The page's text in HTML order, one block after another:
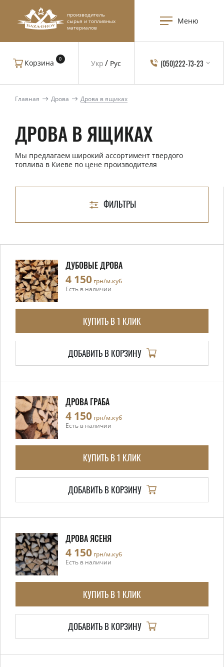
производитель
сырья и топливных
материалов
Меню
Укр Рус
Корзина 0 (050)222-73-23
Главная Дрова Дрова в ящиках
ДРОВА В ЯЩИКАХ
Мы предлагаем широкий ассортимент твердого
топлива в Киеве по цене производителя
ФИЛЬТРЫ
ДУБОВЫЕ ДРОВА
4 150 грн/м.куб
Есть в наличии
КУПИТЬ В 1 КЛИК
ДОБАВИТЬ В КОРЗИНУ
ДРОВА ГРАБА
4 150 грн/м.куб
Есть в наличии
КУПИТЬ В 1 КЛИК
ДОБАВИТЬ В КОРЗИНУ
ДРОВА ЯСЕНЯ
4 150 грн/м.куб
Есть в наличии
КУПИТЬ В 1 КЛИК
ДОБАВИТЬ В КОРЗИНУ